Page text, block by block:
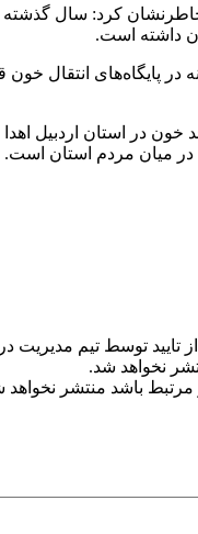
داشته است.
پایگاه‌های انتقال خون
در میان مردم استان است.
تایید توسط تیم مدیریت
نخواهد شد.
مرتبط باشد منتشر نخواهد